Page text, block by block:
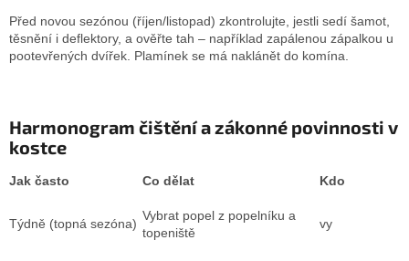
Před novou sezónou (říjen/listopad) zkontrolujte, jestli sedí šamot,
těsnění i deflektory, a ověřte tah – například zapálenou zápalkou u
pootevřených dvířek. Plamínek se má naklánět do komína.
Harmonogram čištění a zákonné povinnosti v
kostce
Jak často Co dělat Kdo
Týdně (topná sezóna)
Vybrat popel z popelníku a
topeniště
vy